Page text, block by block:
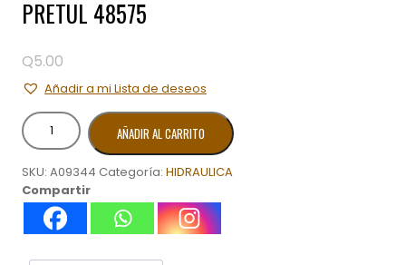
PRETUL 48575
Q5.00
Añadir a mi Lista de deseos
ADAPTADOR
MACHO
3/4
PRETUL
48575
cantidad
AÑADIR AL CARRITO
SKU: A09344 Categoría: HIDRAULICA
Compartir